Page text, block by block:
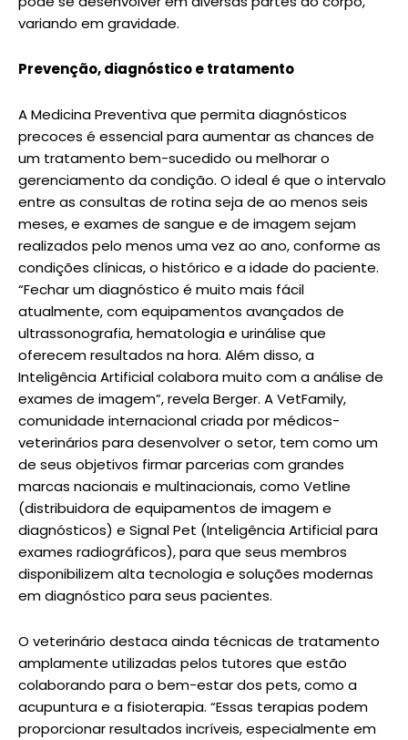
variando em gravidade.
Prevenção, diagnóstico e tratamento
A Medicina Preventiva que permita diagnósticos
precoces é essencial para aumentar as chances de
um tratamento bem-sucedido ou melhorar o
gerenciamento da condição. O ideal é que o intervalo
entre as consultas de rotina seja de ao menos seis
meses, e exames de sangue e de imagem sejam
realizados pelo menos uma vez ao ano, conforme as
condições clínicas, o histórico e a idade do paciente.
“Fechar um diagnóstico é muito mais fácil
atualmente, com equipamentos avançados de
ultrassonografia, hematologia e urinálise que
oferecem resultados na hora. Além disso, a
Inteligência Artificial colabora muito com a análise de
exames de imagem”, revela Berger. A VetFamily,
comunidade internacional criada por médicos-
veterinários para desenvolver o setor, tem como um
de seus objetivos firmar parcerias com grandes
marcas nacionais e multinacionais, como Vetline
(distribuidora de equipamentos de imagem e
diagnósticos) e Signal Pet (Inteligência Artificial para
exames radiográficos), para que seus membros
disponibilizem alta tecnologia e soluções modernas
em diagnóstico para seus pacientes.
O veterinário destaca ainda técnicas de tratamento
amplamente utilizadas pelos tutores que estão
colaborando para o bem-estar dos pets, como a
acupuntura e a fisioterapia. “Essas terapias podem
proporcionar resultados incríveis, especialmente em